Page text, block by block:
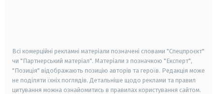
Всі комерційні рекламні матеріали позначені словами "Спецпроєкт"
чи "Партнерський матеріал". Матеріали з позначкою "Експерт",
"Позиція" відображають позицію авторів та героїв. Редакція може
не поділяти їхніх поглядів. Детальніше щодо реклами та правил
цитування можна ознайомитись в правилах користування сайтом.